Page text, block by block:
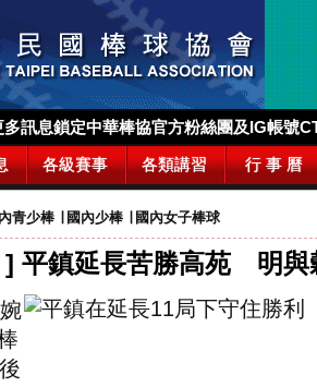
多訊息鎖定中華棒協官方粉絲團及IG帳號
各級賽事 各類講習 行 事 曆
青少棒 國內少棒 國內女子棒球
] 平鎮延長苦勝高苑 明與